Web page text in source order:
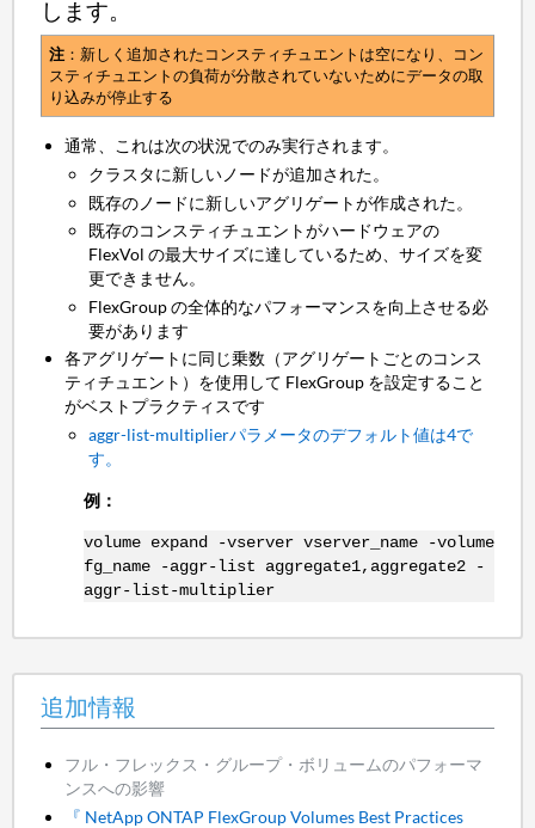
します。
注 ：新しく追加されたコンスティチュエントは空になり、コン
スティチュエントの負荷が分散されていないためにデータの取
り込みが停止する
通常、これは次の状況でのみ実行されます。
クラスタに新しいノードが追加された。
既存のノードに新しいアグリゲートが作成された。
既存のコンスティチュエントがハードウェアの
FlexVol の最大サイズに達しているため、サイズを変
更できません。
FlexGroup の全体的なパフォーマンスを向上させる必
要があります
各アグリゲートに同じ乗数（アグリゲートごとのコンス
ティチュエント）を使用して FlexGroup を設定すること
がベストプラクティスです
aggr-list-multiplierパラメータのデフォルト値は4で
す。
例：
volume expand -vserver vserver_name -volume
fg_name -aggr-list aggregate1,aggregate2 -
aggr-list-multiplier
追加情報
フル・フレックス・グループ・ボリュームのパフォーマ
ンスへの影響
『 NetApp ONTAP FlexGroup Volumes Best Practices